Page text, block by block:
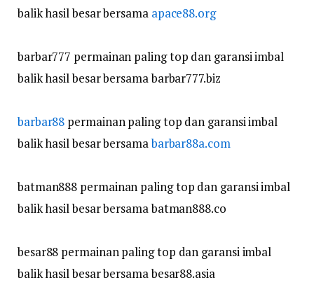
balik hasil besar bersama apace88.org
barbar777 permainan paling top dan garansi imbal
balik hasil besar bersama barbar777.biz
barbar88 permainan paling top dan garansi imbal
balik hasil besar bersamabarbar88a.com
batman888 permainan paling top dan garansi imbal
balik hasil besar bersama batman888.co
besar88 permainan paling top dan garansi imbal
balik hasil besar bersama besar88.asia